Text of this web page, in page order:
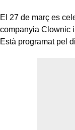
El 27 de març es
companyia Clownic
Està programat pel